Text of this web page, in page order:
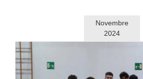
Novembre
2024